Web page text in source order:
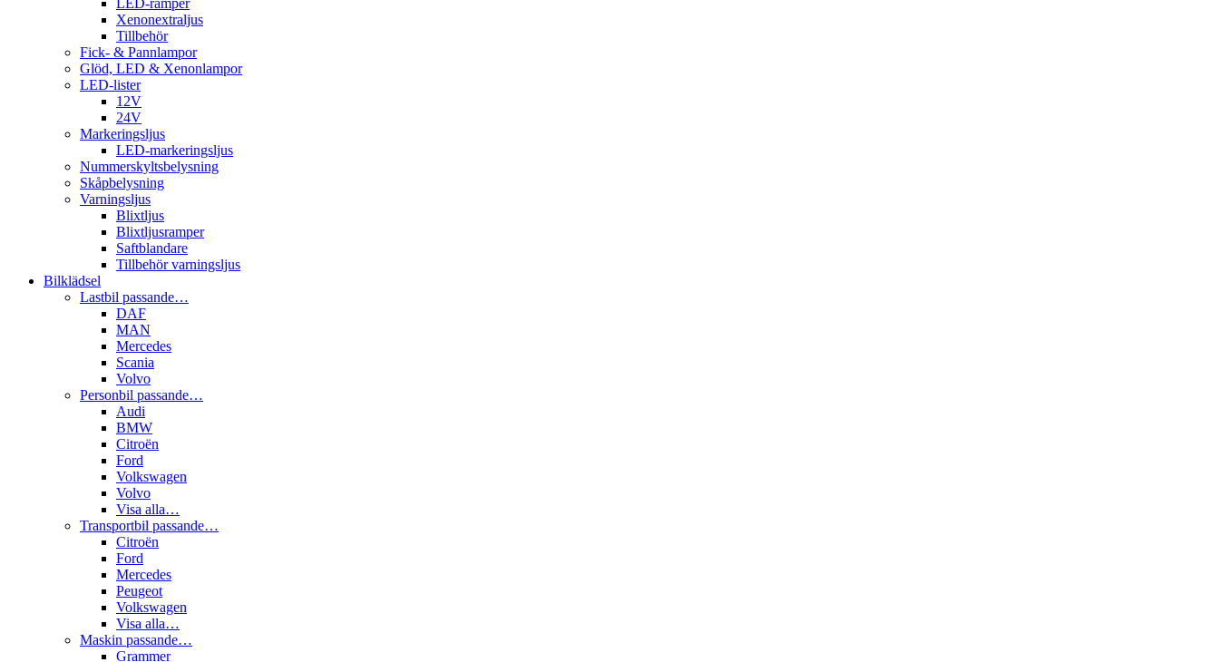
Xenonextraljus
Tillbehör
Fick- & Pannlampor
Glöd, LED & Xenonlampor
LED-lister
12V
24V
Markeringsljus
LED-markeringsljus
Nummerskyltsbelysning
Skåpbelysning
Varningsljus
Blixtljus
Blixtljusramper
Saftblandare
Tillbehör varningsljus
Bilklädsel
Lastbil passande…
DAF
MAN
Mercedes
Scania
Volvo
Personbil passande…
Audi
BMW
Citroën
Ford
Volkswagen
Volvo
Visa alla…
Transportbil passande…
Citroën
Ford
Mercedes
Peugeot
Volkswagen
Visa alla…
Maskin passande…
Grammer